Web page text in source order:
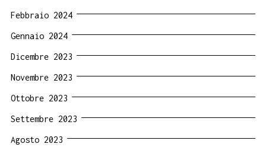
Febbraio 2024
Gennaio 2024
Dicembre 2023
Novembre 2023
Ottobre 2023
Settembre 2023
Agosto 2023